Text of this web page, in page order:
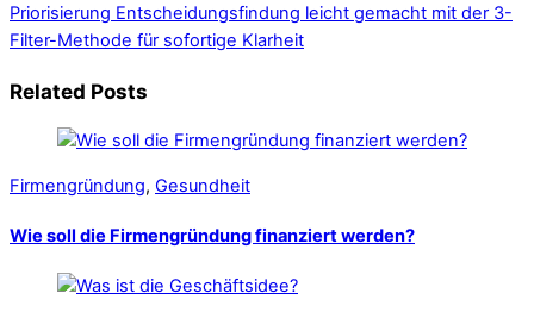
Priorisierung Entscheidungsfindung leicht gemacht mit der 3-
Filter-Methode für sofortige Klarheit
Related Posts
Firmengründung, Gesundheit
Wie soll die Firmengründung finanziert werden?